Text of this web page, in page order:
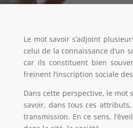
Le mot savoir s’adjoint
celui de la connaissance d’un
car ils constituent bien
freinent l’inscription sociale
Dans cette perspective, le mot
savoir, dans tous ces
transmission. En ce sens,